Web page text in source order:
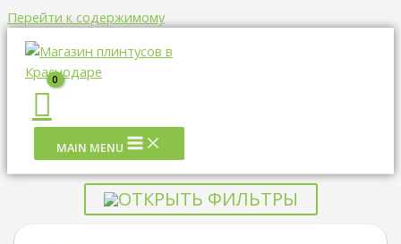
Перейти к содержимому
MAIN MENU
ОТКРЫТЬ ФИЛЬТРЫ